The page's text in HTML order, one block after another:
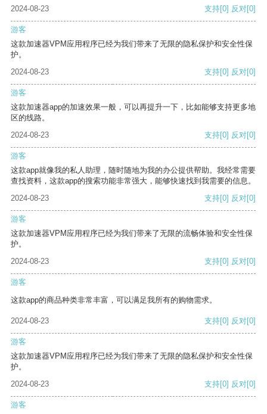
2024-08-23 支持[0] 反对[0]
游客
这款加速器VPM应用程序已经为我们带来了无限的隐私保护和安全性保
护。
2024-08-23
支持[0] 反对[0]
游客
这款加速器app的加速效果一般，可以再提升一下，比如能够支持更多地
区的线路。
2024-08-23
支持[0] 反对[0]
游客
这款app就像我的私人助理，随时随地为我的办公提供帮助。我经常需要
查找资料，这款app的搜索功能非常强大，能够快速找到我需要的信息。
2024-08-23
支持[0] 反对[0]
游客
这款加速器VPM应用程序已经为我们带来了无限的流畅体验和安全性保
护。
2024-08-23
支持[0] 反对[0]
游客
这款app的商品种类非常丰富，可以满足我所有的购物需求。
2024-08-23 支持[0] 反对[0]
游客
这款加速器VPM应用程序已经为我们带来了无限的隐私保护和安全性保
护。
2024-08-23
支持[0] 反对[0]
游客